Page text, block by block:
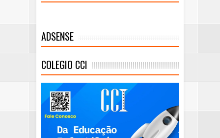
ADSENSE
COLEGIO CCI